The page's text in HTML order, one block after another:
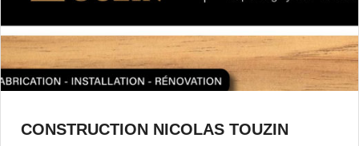
CONSTRUCTION NICOLAS TOUZIN